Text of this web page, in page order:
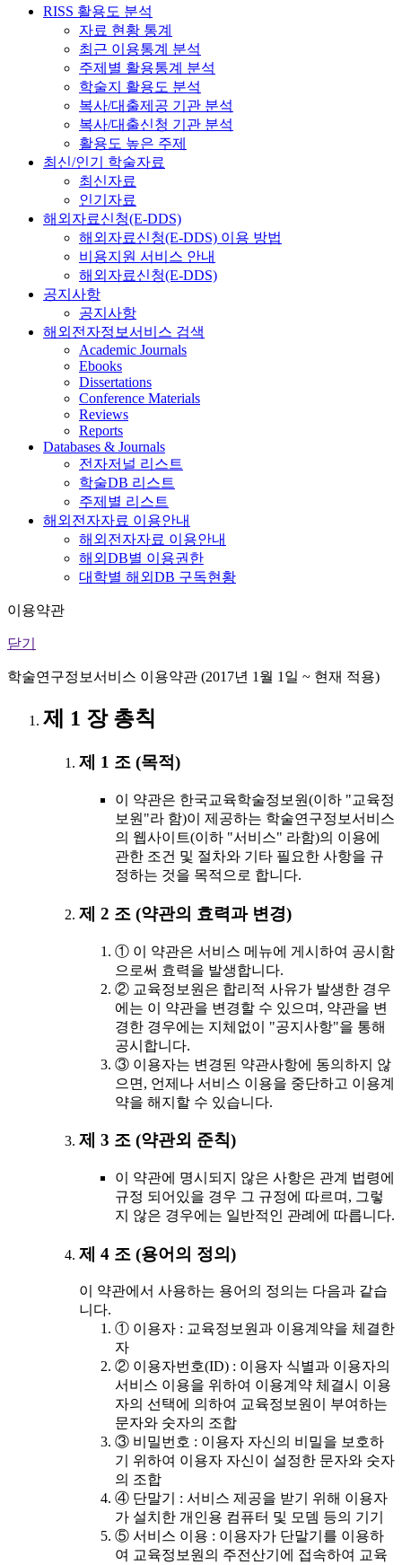
RISS 활용도 분석
자료 현황 통계
최근 이용통계 분석
주제별 활용통계 분석
학술지 활용도 분석
복사/대출제공 기관 분석
복사/대출신청 기관 분석
활용도 높은 주제
최신/인기 학술자료
최신자료
인기자료
해외자료신청(E-DDS)
해외자료신청(E-DDS) 이용 방법
비용지원 서비스 안내
해외자료신청(E-DDS)
공지사항
공지사항
해외전자정보서비스 검색
Academic Journals
Ebooks
Dissertations
Conference Materials
Reviews
Reports
Databases & Journals
전자저널 리스트
학술DB 리스트
주제별 리스트
해외전자자료 이용안내
해외전자자료 이용안내
해외DB별 이용권한
대학별 해외DB 구독현황
이용약관
닫기
학술연구정보서비스 이용약관 (2017년 1월 1일 ~ 현재 적용)
제 1 장 총칙
제 1 조 (목적)
이 약관은 한국교육학술정보원(이하 "교육정
보원"라 함)이 제공하는 학술연구정보서비스
의 웹사이트(이하 "서비스" 라함)의 이용에
관한 조건 및 절차와 기타 필요한 사항을 규
정하는 것을 목적으로 합니다.
제 2 조 (약관의 효력과 변경)
① 이 약관은 서비스 메뉴에 게시하여 공시함
으로써 효력을 발생합니다.
② 교육정보원은 합리적 사유가 발생한 경우
에는 이 약관을 변경할 수 있으며, 약관을 변
경한 경우에는 지체없이 "공지사항"을 통해
공시합니다.
③ 이용자는 변경된 약관사항에 동의하지 않
으면, 언제나 서비스 이용을 중단하고 이용계
약을 해지할 수 있습니다.
제 3 조 (약관외 준칙)
이 약관에 명시되지 않은 사항은 관계 법령에
규정 되어있을 경우 그 규정에 따르며, 그렇
지 않은 경우에는 일반적인 관례에 따릅니다.
제 4 조 (용어의 정의)
이 약관에서 사용하는 용어의 정의는 다음과 같습
니다.
① 이용자 : 교육정보원과 이용계약을 체결한
자
② 이용자번호(ID) : 이용자 식별과 이용자의
서비스 이용을 위하여 이용계약 체결시 이용
자의 선택에 의하여 교육정보원이 부여하는
문자와 숫자의 조합
③ 비밀번호 : 이용자 자신의 비밀을 보호하
기 위하여 이용자 자신이 설정한 문자와 숫자
의 조합
④ 단말기 : 서비스 제공을 받기 위해 이용자
가 설치한 개인용 컴퓨터 및 모뎀 등의 기기
⑤ 서비스 이용 : 이용자가 단말기를 이용하
여 교육정보원의 주전산기에 접속하여 교육